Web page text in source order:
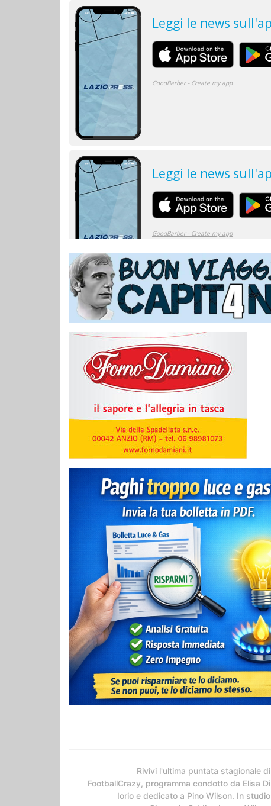
Rivivi l'ultima puntata stagionale di
FootballCrazy, programma condotto da Elisa Di
Iorio e dedicato a Pino Wilson. In studio